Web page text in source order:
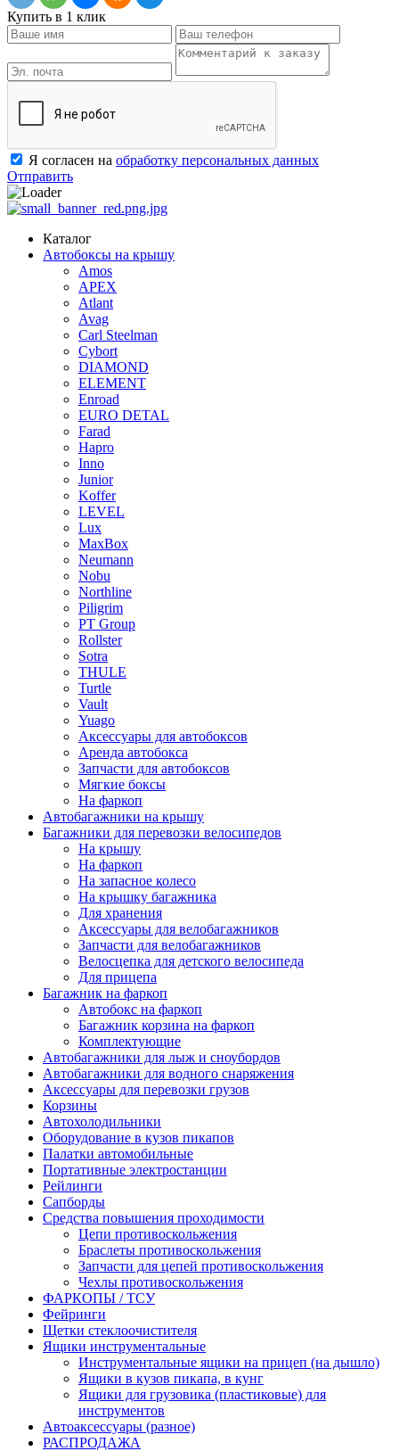
Купить в 1 клик
Я согласен на обработку персональных данных
Отправить
Каталог
Автобоксы на крышу
Amos
APEX
Atlant
Avag
Carl Steelman
Cybort
DIAMOND
ELEMENT
Enroad
EURO DETAL
Farad
Hapro
Inno
Junior
Koffer
LEVEL
Lux
MaxBox
Neumann
Nobu
Northline
Piligrim
PT Group
Rollster
Sotra
THULE
Turtle
Vault
Yuago
Аксессуары для автобоксов
Аренда автобокса
Запчасти для автобоксов
Мягкие боксы
На фаркоп
Автобагажники на крышу
Багажники для перевозки велосипедов
На крышу
На фаркоп
На запасное колесо
На крышку багажника
Для хранения
Аксессуары для велобагажников
Запчасти для велобагажников
Велосцепка для детского велосипеда
Для прицепа
Багажник на фаркоп
Автобокс на фаркоп
Багажник корзина на фаркоп
Комплектующие
Автобагажники для лыж и сноубордов
Автобагажники для водного снаряжения
Аксессуары для перевозки грузов
Корзины
Автохолодильники
Оборудование в кузов пикапов
Палатки автомобильные
Портативные электростанции
Рейлинги
Сапборды
Средства повышения проходимости
Цепи противоскольжения
Браслеты противоскольжения
Запчасти для цепей противоскольжения
Чехлы противоскольжения
ФАРКОПЫ / ТСУ
Фейринги
Щетки стеклоочистителя
Ящики инструментальные
Инструментальные ящики на прицеп (на дышло)
Ящики в кузов пикапа, в кунг
Ящики для грузовика (пластиковые) для
инструментов
Автоаксессуары (разное)
РАСПРОДАЖА